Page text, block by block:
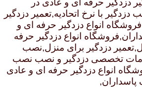
با نرخ اتحادیه,تعمیر دزدگیر
انواع دزدگیر حرفه ای و
انواع دزدگیر حرفه
دزدگیر برای منزل,نصب
خدمات تخصصی دزدگیر و نصب نصب
انواع دزدگیر حرفه ای و عادی